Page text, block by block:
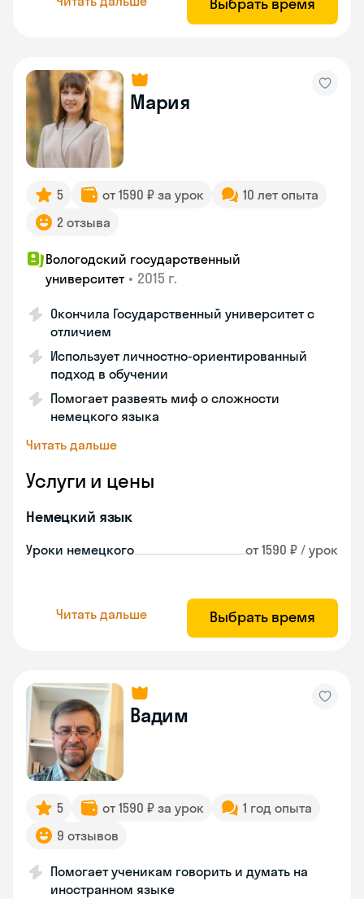
Мария
5 от 1590 ₽ за урок
10 лет опыта
2 отзыва
Вологодский государственный
университет • 2015 г.
Окончила Государственный университет с
отличием
Использует личностно-ориентированный
подход в обучении
Помогает развеять миф о сложности
немецкого языка
Читать дальше
Услуги и цены
Немецкий язык
Уроки немецкого от 1590 ₽ / урок
Читать дальше Выбрать время
Вадим
5 от 1590 ₽ за урок
1 год опыта
9 отзывов
Помогает ученикам говорить и думать на
иностранном языке